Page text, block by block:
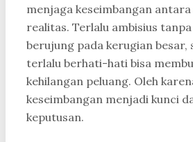
menjaga keseimbangan
realitas. Terlalu ambisius
berujung pada kerugian besar,
terlalu berhati-hati bisa
kehilangan peluang. Oleh
keseimbangan menjadi kunci
keputusan.